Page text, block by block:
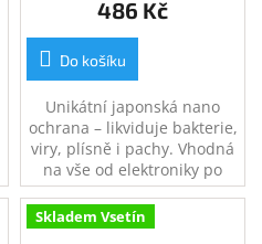
486 Kč
Do košíku
Unikátní japonská nano
ochrana – likviduje bakterie,
viry, plísně i pachy. Vhodná
na vše od elektroniky po
koupelny, kuchyně či
interiér auta. 200ml
antigravitační rozprašovač.
Skladem Vsetín